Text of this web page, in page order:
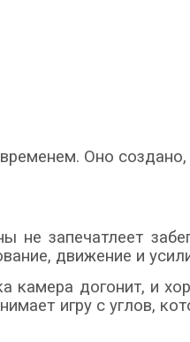
Оно
не запечатлеет
движение и
догонит, и
игру с углов,